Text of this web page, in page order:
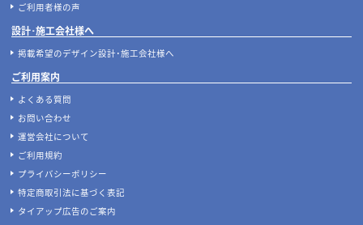
ご利用者様の声
設計･施工会社様へ
掲載希望のデザイン設計･施工会社様へ
ご利用案内
よくある質問
お問い合わせ
運営会社について
ご利用規約
プライバシーポリシー
特定商取引法に基づく表記
タイアップ広告のご案内